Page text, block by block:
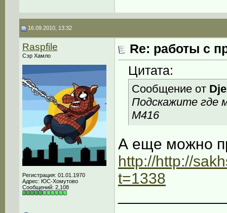
16.09.2010, 13:32
Raspfile
Сэр Хамло
Регистрация: 01.01.1970
Адрес: ЮС-Хомутово
Сообщений: 2,108
Re: работы с
Цитата:
Сообщение от
Подскажите где
M416
А еще можно
http://http://
t=1338